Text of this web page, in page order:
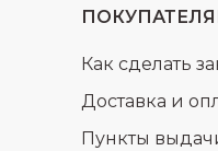
Доставка и
Пункты
Как сделать